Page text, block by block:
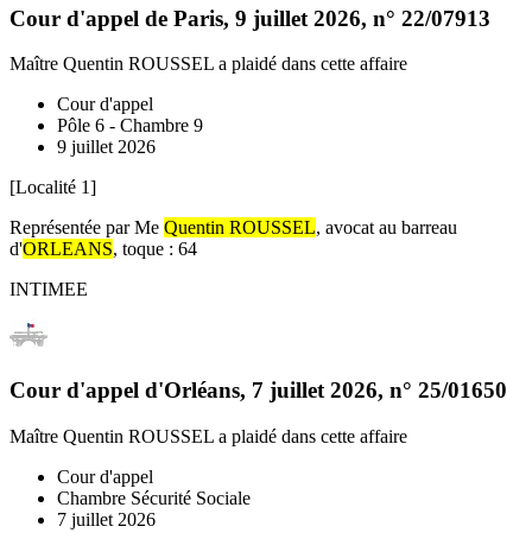
Cour d'appel de Paris, 9 juillet 2026, n° 22/07913
Maître Quentin ROUSSEL a plaidé dans cette affaire
Cour d'appel
Pôle 6 - Chambre 9
9 juillet 2026
[Localité 1]
Représentée par Me Quentin ROUSSEL, avocat au barreau
d'ORLEANS, toque : 64
INTIMEE
Cour d'appel d'Orléans, 7 juillet 2026, n° 25/01650
Maître Quentin ROUSSEL a plaidé dans cette affaire
Cour d'appel
Chambre Sécurité Sociale
7 juillet 2026